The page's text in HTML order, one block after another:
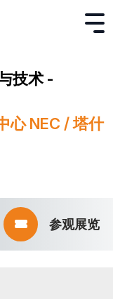
技术 -
心 NEC / 塔什
参观展览